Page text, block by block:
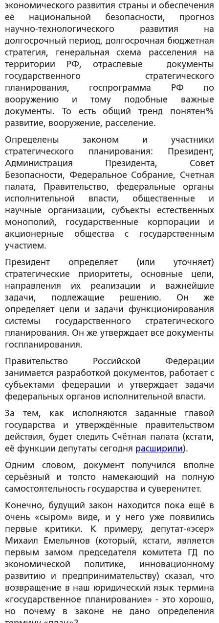
экономического развития страны и обеспечения
её национальной безопасности, прогноз
научно-технологического развития на
долгосрочный период, долгосрочная бюджетная
стратегия, генеральная схема расселения на
территории РФ, отраслевые документы
государственного стратегического
планирования, госпрограмма РФ по
вооружению и тому подобные важные
документы. То есть общий тренд понятен%
развитие, вооружение, расселение.
Определены законом и участники
стратегического планирования: Президент,
Администрация Президента, Совет
Безопасности, Федеральное Собрание, Счетная
палата, Правительство, федеральные органы
исполнительной власти, общественные и
научные организации, субъекты естественных
монополий, государственные корпорации и
акционерные общества с государственным
участием.
Президент определяет (или уточняет)
стратегические приоритеты, основные цели,
направления их реализации и важнейшие
задачи, подлежащие решению. Он же
определяет цели и задачи функционирования
системы государственного стратегического
планирования. Он же утверждает все документы
госпланирования.
Правительство Российской Федерации
занимается разработкой документов, работает с
субъектами федерации и утверждает задачи
федеральных органов исполнительной власти.
За тем, как исполняются заданные главой
государства и утверждённые правительством
действия, будет следить Счётная палата (кстати,
её функции депутаты сегодня расширили).
Одним словом, документ получился вполне
серьёзный и толсто намекающий на полную
самостоятельность государства и суверенитет.
Конечно, будущий закон находится пока ещё в
очень «сыром» виде, и у него уже появились
первые критики. К примеру, депутат-«эсер»
Михаил Емельянов (который, кстати, является
первым замом председателя комитета ГД по
экономической политике, инновационному
развитию и предпринимательству) сказал, что
возвращение в наш юридический язык термина
«государственное планирование» - это хорошо,
но почему в законе не дано определения